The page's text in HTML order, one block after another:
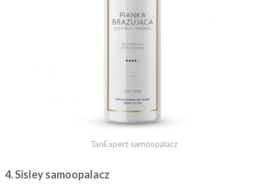
TanExpert samoopalacz
4. Sisley samoopalacz